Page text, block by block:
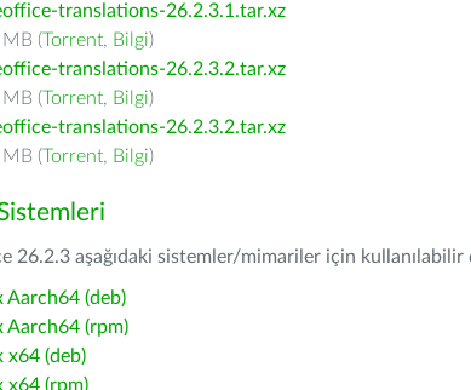
translations-26.2.3.1.tar.xz
(Torrent, Bilgi)
translations-26.2.3.2.tar.xz
(Torrent, Bilgi)
translations-26.2.3.2.tar.xz
(Torrent, Bilgi)
26.2.3 aşağıdaki sistemler/mimariler için kullanılabilir
Aarch64 (deb)
Aarch64 (rpm)
x64 (deb)
x64 (rpm)